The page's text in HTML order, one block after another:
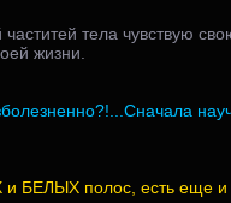
тела чувствую
жизни.
БЕЛЫХ полос, есть еще